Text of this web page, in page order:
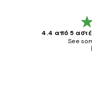
4.4 από 5
See